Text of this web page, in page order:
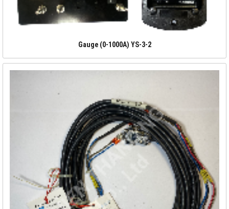
Gauge (0-1000A) YS-3-2